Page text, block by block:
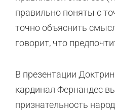
правильно поняты с
точно объяснить
говорит, что
В презентации
кардинал Фернандес
признательность